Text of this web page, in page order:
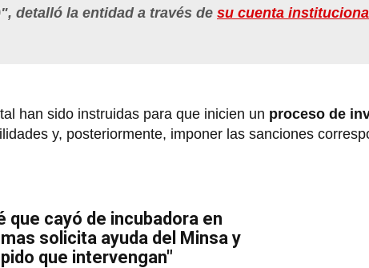
detalló la entidad a través de su cuenta
han sido instruidas para que inicien un proceso de
y, posteriormente, imponer las sanciones
que cayó de incubadora en
solicita ayuda del Minsa y
que intervengan"